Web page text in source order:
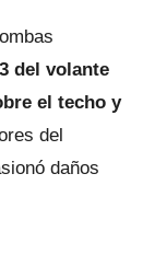
del volante
el techo y
del
daños